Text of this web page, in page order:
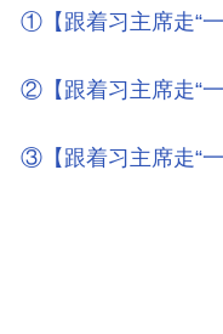
①【跟着习主席走“
②【跟着习主席走“
③ 【跟着习主席走“